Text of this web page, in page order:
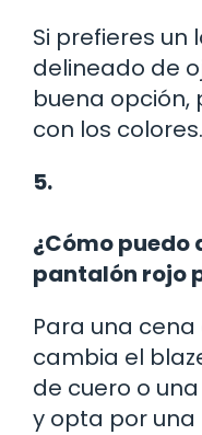
Si prefieres un
delineado de
buena opción,
con los colores.
5.
¿Cómo
pantalón rojo
Para una
cambia el
de cuero o
y opta por